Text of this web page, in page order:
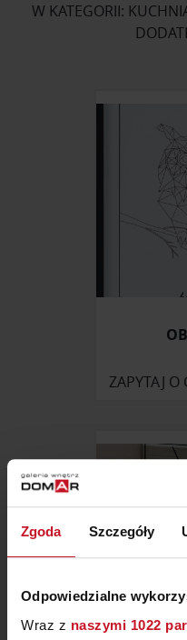
Zgoda Szczegóły
Odpowiedzialne
Wraz z naszymi 1022
W KATEGORII:
ZAPYTAJ O